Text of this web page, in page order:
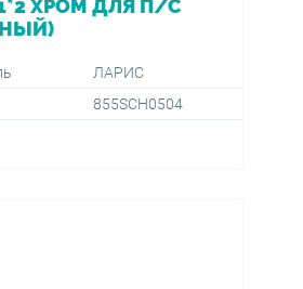
ХРОМ ДЛЯ П/С
ЛАРИС
855SCH0504